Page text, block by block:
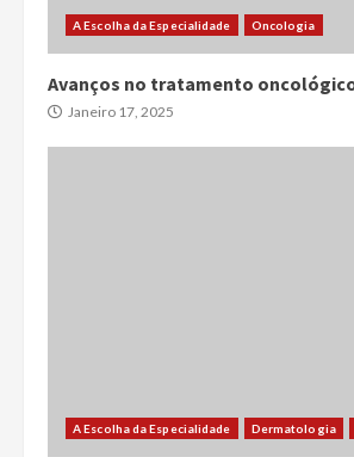
A Escolha da Especialidade Oncologia
Avanços no tratamento
Janeiro 17, 2025
A Escolha da Especialidade Dermatologia